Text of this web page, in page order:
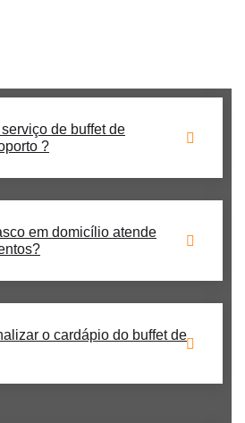
de buffet de
?
em domicílio atende
o cardápio do buffet de